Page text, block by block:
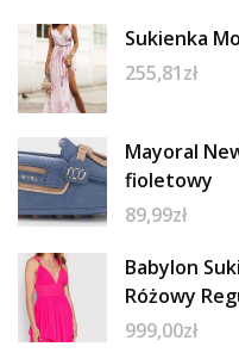
Sukienka
255,81zł
Mayoral
fioletowy
89,99zł
Babylon
Różowy
999,00zł